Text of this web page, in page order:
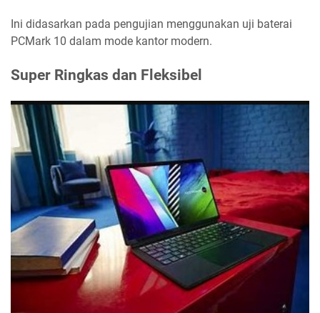
Ini didasarkan pada pengujian menggunakan uji baterai
PCMark 10 dalam mode kantor modern.
Super Ringkas dan Fleksibel